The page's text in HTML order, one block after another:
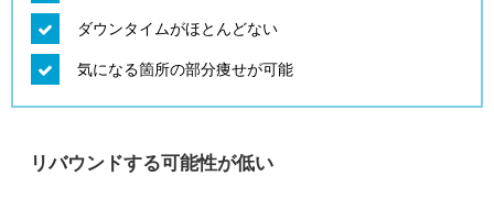
ダウンタイムがほとんどない
気になる箇所の部分痩せが可能
リバウンドする可能性が低い